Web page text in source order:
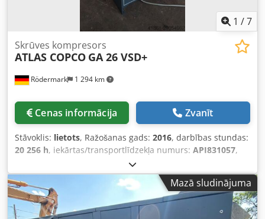
1 /7
Rödermark 1 294 km
Skrūves kompresors
ATLAS COPCO GA 26 VSD+
Cenas informācija Zvanīt
Stāvoklis: lietots, Ražošanas gads: 2016, darbības stundas:
20 256 h, iekārtas/transportlīdzekļa numurs: API831057,
Tehniskie dati: Credpfx Aeycvtwjmuef - Darbības stundas:
20 256 h - Darba spiediens: 13 bar - Padeves apjoms: 4,09
m³/min - Piedziņa: 400 V / 26 kW - Motora apgriezieni: 3
000 apgr./min - Platības nepieciešamība (apm.): Pl 900 x A
1 750 x Dz 900 mm - Svars (apm.): 490 kg
Mazā sludinājuma